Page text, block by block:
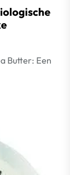
Butter: Een